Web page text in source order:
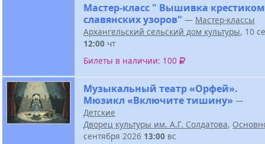
Мастер-класс " Вышивка крестиком
славянских узоров" — Мастер-классы
Архангельский сельский дом культуры, 10
12:00 чт
Билеты в наличии: 100
Музыкальный театр «Орфей».
Мюзикл «Включите тишину» —
Детские
Дворец культуры им. А.Г. Солдатова,
сентября 2026 13:00 вс